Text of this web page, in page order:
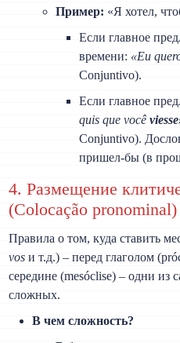
Пример: «Я хотел,
Если главное
времени: «Eu
Conjuntivo).
Если главное
quis que você
Conjuntivo).
пришел-бы (в
4. Размещение
(Colocação pronominal)
Правила о том, куда ставить
vos и т.д.) – перед глаголом
середине (mesóclise) – одни из
сложных.
В чем сложность?